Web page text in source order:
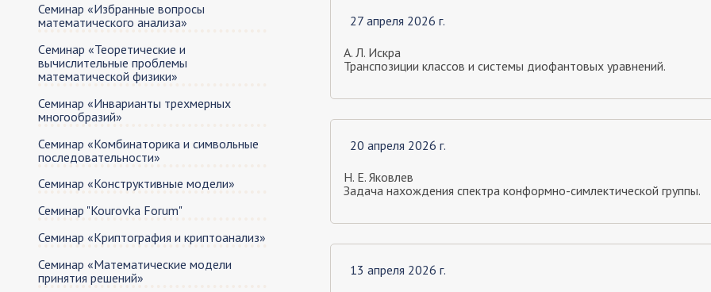
27 апреля 2026 г.
А. Л. Искра
Транспозиции классов и системы диофантовых уравнений.
20 апреля 2026 г.
Н. Е. Яковлев
Задача нахождения спектра конформно-симлектической группы.
13 апреля 2026 г.
Семинар «Избранные вопросы
математического анализа»
Cеминар «Теоретические и
вычислительные проблемы
математической физики»
Семинар «Инварианты трехмерных
многообразий»
Семинар «Комбинаторика и символьные
последовательности»
Семинар «Конструктивные модели»
Семинар "Kourovka Forum"
Семинар «Криптография и криптоанализ»
Семинар «Математические модели
принятия решений»